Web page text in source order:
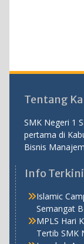
Tentang
SMK Negeri 1
pertama di
Bisnis
Info Terkini
Islamic
Semangat
MPLS Hari
Tertib SMK